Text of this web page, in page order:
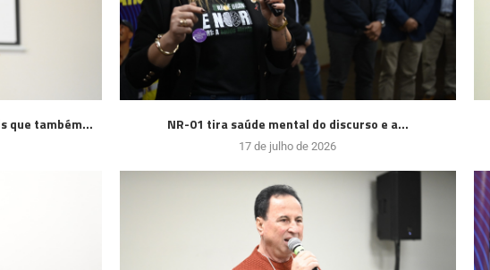
que também... NR-01 tira saúde mental do discurso e a...
17 de julho de 2026